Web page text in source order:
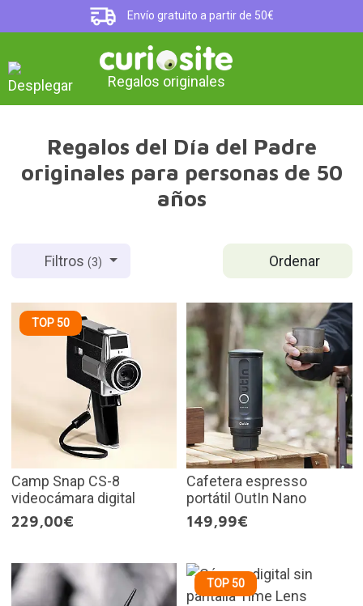
Envío gratuito a partir de 50€
Regalos originales
Regalos del Día del Padre
originales para personas de 50
años
Ordenar
Filtros(3)
TOP 50
Camp Snap CS-8
videocámara digital
229,00€
Cafetera espresso
portátil OutIn Nano
149,99€
TOP 50